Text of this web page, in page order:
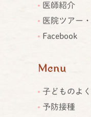
医師紹介
医院ツアー
Facebook
Menu
子どものよ
予防接種